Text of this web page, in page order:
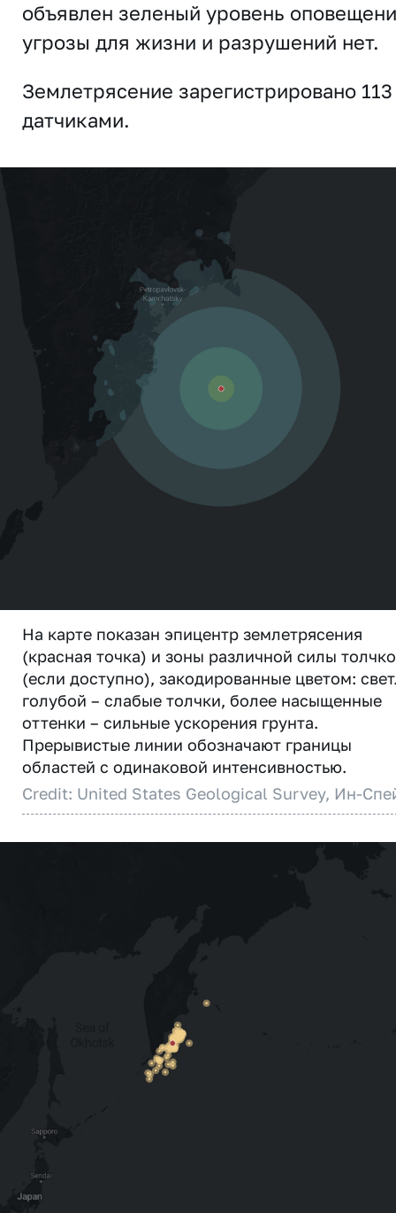
объявлен зеленый уровень
угрозы для жизни и разрушений нет.
Землетрясение зарегистрировано 113
датчиками.
На карте показан эпицентр землетрясения
(красная точка) и зоны различной силы
(если доступно), закодированные цветом:
голубой – слабые толчки, более насыщенные
оттенки – сильные ускорения грунта.
Прерывистые линии обозначают границы
областей с одинаковой интенсивностью.
Credit: United States Geological Survey, Ин-